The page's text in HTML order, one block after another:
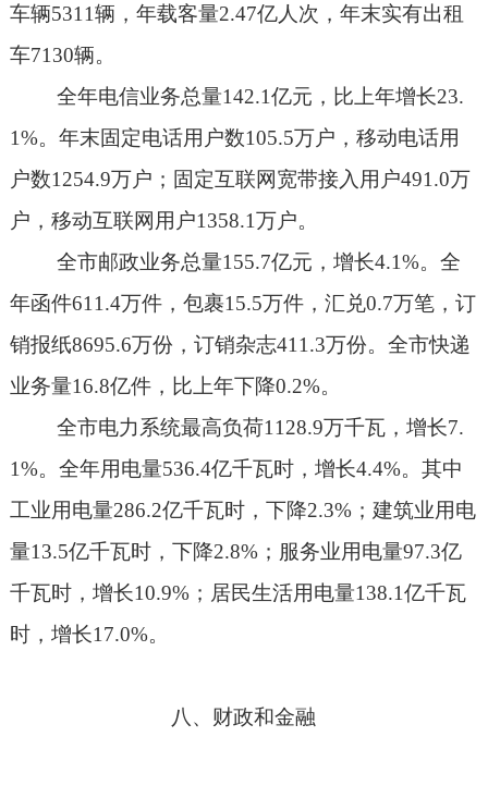
车辆5311辆，年载客量2.47亿人次，年末实有出租
车7130辆。
全年电信业务总量142.1亿元，比上年增长23.
1%。年末固定电话用户数105.5万户，移动电话用
户数1254.9万户；固定互联网宽带接入用户491.0万
户，移动互联网用户1358.1万户。
全市邮政业务总量155.7亿元，增长4.1%。全
年函件611.4万件，包裹15.5万件，汇兑0.7万笔，订
销报纸8695.6万份，订销杂志411.3万份。全市快递
业务量16.8亿件，比上年下降0.2%。
全市电力系统最高负荷1128.9万千瓦，增长7.
1%。全年用电量536.4亿千瓦时，增长4.4%。其中
工业用电量286.2亿千瓦时，下降2.3%；建筑业用电
量13.5亿千瓦时，下降2.8%；服务业用电量97.3亿
千瓦时，增长10.9%；居民生活用电量138.1亿千瓦
时，增长17.0%。
八、财政和金融